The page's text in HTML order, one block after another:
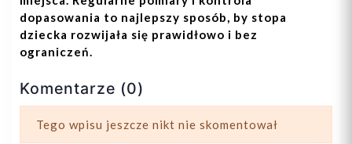
dopasowania to najlepszy sposób, by stopa
dziecka rozwijała się prawidłowo i bez
ograniczeń.
Komentarze (0)
Tego wpisu jeszcze nikt nie skomentował